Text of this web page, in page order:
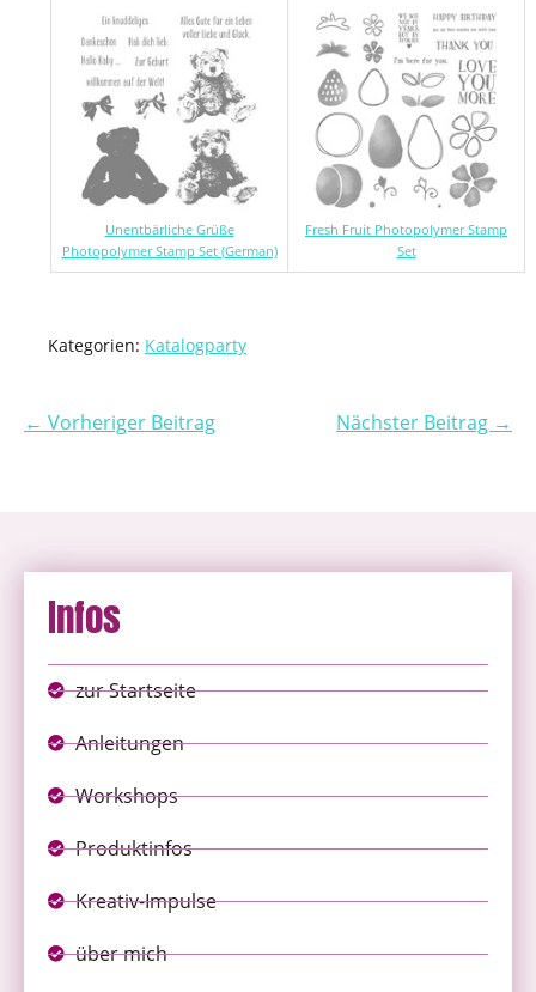
Unentbärliche Grüße
Photopolymer Stamp Set (German)
Fresh Fruit Photopolymer Stamp
Set
Kategorien: Katalogparty
← Vorheriger Beitrag Nächster Beitrag →
Infos
zur Startseite
Anleitungen
Workshops
Produktinfos
Kreativ-Impulse
über mich